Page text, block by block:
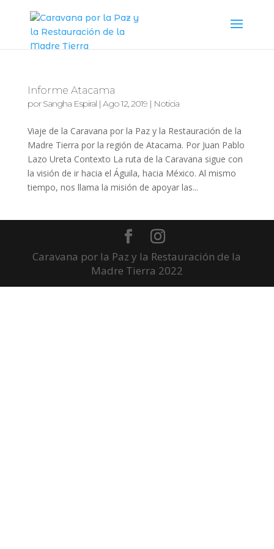
Informe Atacama
porSangha Espiral| Ago 12, 2019| Noticia
Viaje de la Caravana por la Paz y la Restauración de la
Madre Tierra por la región de Atacama. Por Juan Pablo
Lazo Ureta Contexto La ruta de la Caravana sigue con
la visión de ir hacia el Águila, hacia México. Al mismo
tiempo, nos llama la misión de apoyar las...
Caravana por la Paz y la Restauración de la
Madre Tierra 2022